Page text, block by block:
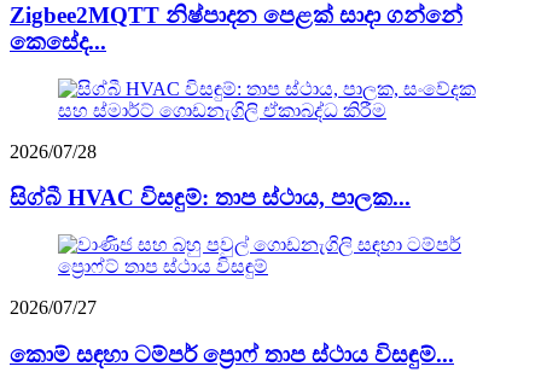
Zigbee2MQTT නිෂ්පාදන පෙළක් සාදා ගන්නේ
කෙසේද...
2026/07/28
සිග්බී HVAC විසඳුම්: තාප ස්ථාය, පාලක...
2026/07/27
කොම් සඳහා ටම්පර් ප්‍රොෆ් තාප ස්ථාය විසඳුම්...